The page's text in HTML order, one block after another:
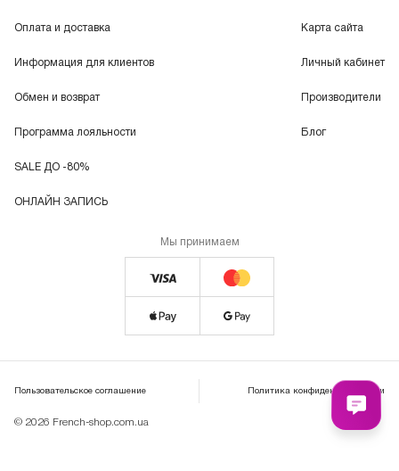
Оплата и доставка
Информация для клиентов
Обмен и возврат
Программа лояльности
SALE ДО -80%
ОНЛАЙН ЗАПИСЬ
Карта сайта
Личный кабинет
Производители
Блог
Мы принимаем
© 2026 French-shop.com.ua
Пользовательское соглашение Политика конфиденциальности